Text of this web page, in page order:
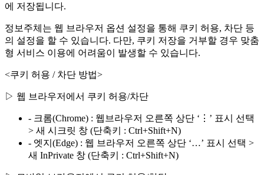
에 저장됩니다.
정보주체는 웹 브라우저 옵션 설정을 통해 쿠키 허용, 차단 등
의 설정을 할 수 있습니다. 다만, 쿠키 저장을 거부할 경우 맞춤
형 서비스 이용에 어려움이 발생할 수 있습니다.
<쿠키 허용 / 차단 방법>
▷ 웹 브라우저에서 쿠키 허용/차단
- 크롬(Chrome) : 웹브라우저 오른쪽 상단 ‘⋮’ 표시 선택
> 새 시크릿 창 (단축키 : Ctrl+Shift+N)
- 엣지(Edge) : 웹 브라우저 오른쪽 상단 ‘…’ 표시 선택 >
새 InPrivate 창 (단축키 : Ctrl+Shift+N)